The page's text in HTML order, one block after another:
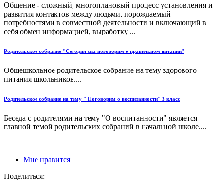
Общение - сложный, многопла­новый процесс установления и
развития контактов между людьми, порождаемый
потребностями в совместной деятельности и вклю­чающий в
себя обмен информацией, выработку ...
Родительское собрание "Сегодня мы поговорим о правильном питании"
Общешкольное родительское собрание на тему здорового
питания школьников....
Родительское собрание на тему " Поговорим о воспитанности" 3 класс
Беседа с родителями на тему "О воспитанности" является
главной темой родительских собраний в начальной школе....
Мне нравится
Поделиться: